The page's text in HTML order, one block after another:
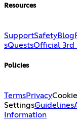
Resources
SupportSafetyBlog
sQuestsOfficial 3rd
Policies
TermsPrivacyCookie
SettingsGuidelines
Information